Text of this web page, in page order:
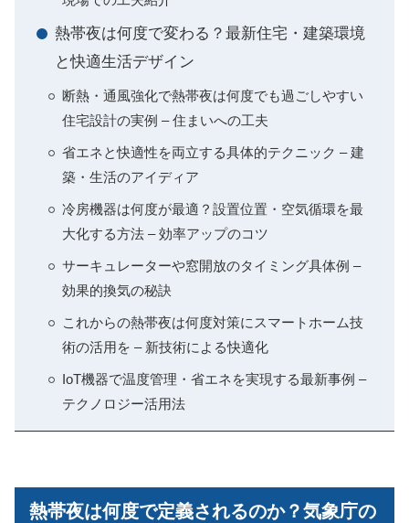
熱帯夜は何度で変わる？最新住宅・建築環境
と快適生活デザイン
断熱・通風強化で熱帯夜は何度でも過ごしやすい
住宅設計の実例 – 住まいへの工夫
省エネと快適性を両立する具体的テクニック – 建
築・生活のアイディア
冷房機器は何度が最適？設置位置・空気循環を最
大化する方法 – 効率アップのコツ
サーキュレーターや窓開放のタイミング具体例 –
効果的換気の秘訣
これからの熱帯夜は何度対策にスマートホーム技
術の活用を – 新技術による快適化
IoT機器で温度管理・省エネを実現する最新事例 –
テクノロジー活用法
熱帯夜は何度で定義されるのか？気象庁の